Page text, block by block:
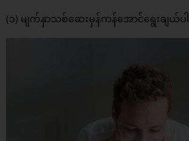
(၁) မျက်နှာသစ်ဆေးမှန်ကန်အောင်ရွေးချယ်ပါ